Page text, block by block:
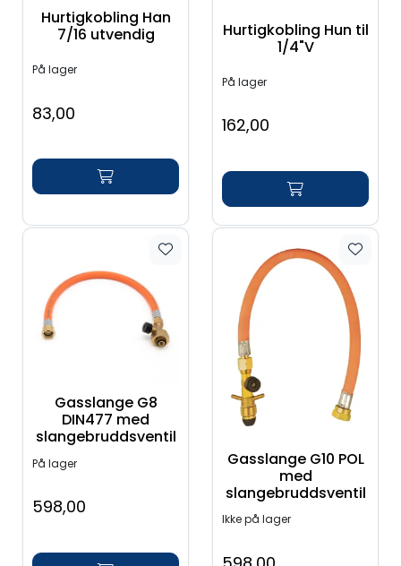
Hurtigkobling Han
7/16 utvendig
På lager
83,00
Hurtigkobling Hun til
1/4"V
På lager
162,00
Gasslange G8
DIN477 med
slangebruddsventil
På lager
598,00
Gasslange G10 POL
med
slangebruddsventil
Ikke på lager
Verktøy for tak
Artikler
Alle produkter